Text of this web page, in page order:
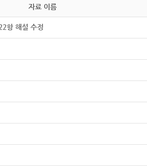
자료 이름
항 해설 수정